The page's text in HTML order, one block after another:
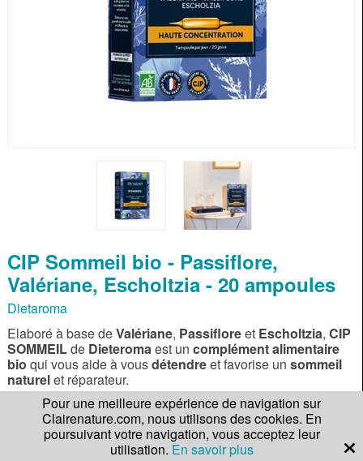
CIP Sommeil bio - Passiflore,
Valériane, Escholtzia - 20 ampoules
Dietaroma
Elaboré à base deValériane, Passifloreet Escholtzia, CIP
SOMMEILde Dieteromaest un complément alimentaire
bio qui vous aide à vousdétendreet favorise un sommeil
naturelet réparateur.
En savoir plus
Pour une meilleure expérience de navigation sur
Clairenature.com, nous utilisons des cookies. En
poursuivant votre navigation, vous acceptez leur
utilisation. En savoir plus